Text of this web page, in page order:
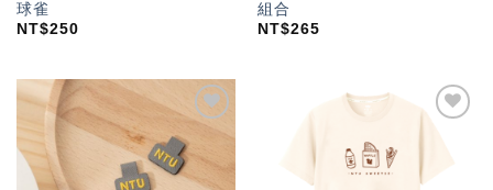
球雀
NT$250
組合
NT$265
加入
望輕
單」